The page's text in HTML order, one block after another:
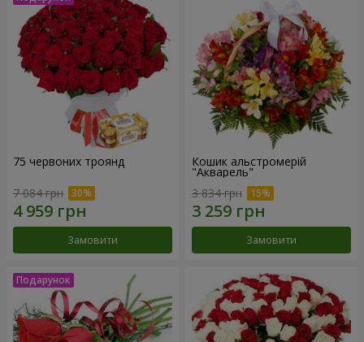
75 червоних троянд
7 084 грн
Замовити
Кошик альстромерій
"Акварель"
3 834 грн
Замовити